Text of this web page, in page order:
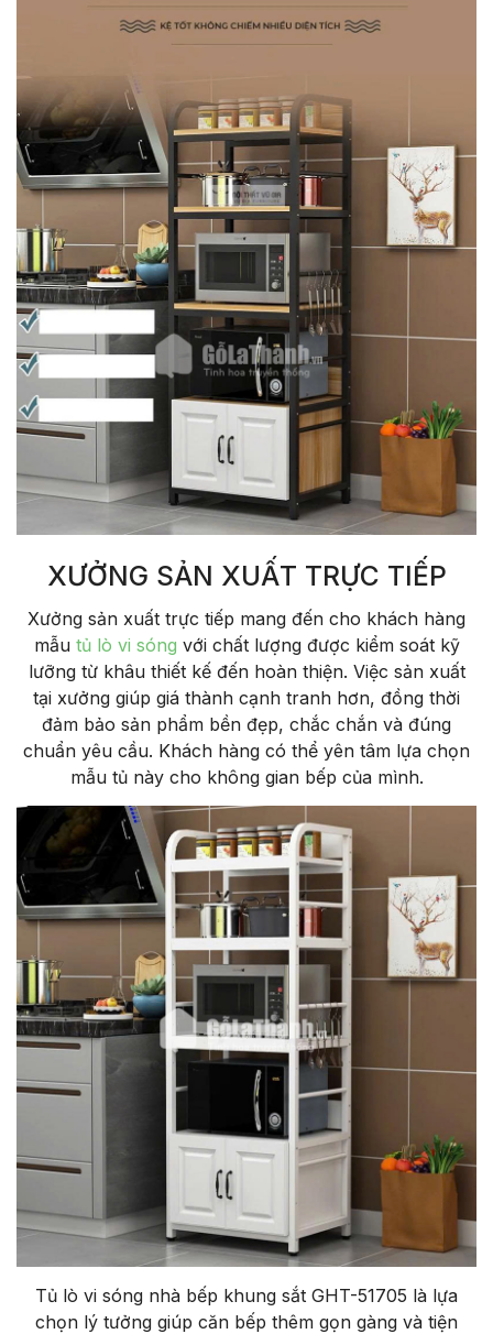
XƯỞNG SẢN XUẤT TRỰC TIẾP
Xưởng sản xuất trực tiếp mang đến cho khách hàng
mẫu tủlò vi sóng vớichất lượng được kiểm soát kỹ
lưỡng từ khâuthiết kế đến hoàn thiện. Việc sản xuất
tại xưởng giúp giá thành cạnh tranh hơn, đồng thời
đảm bảo sản phẩm bền đẹp, chắc chắn và đúng
chuẩn yêu cầu. Khách hàng có thể yên tâm lựa chọn
mẫu tủ này cho không gianbếp của mình.
Tủ lò vi sóng nhà bếp khung sắt GHT-51705 là lựa
chọn lý tưởng giúp căn bếp thêm gọn gàng và tiện